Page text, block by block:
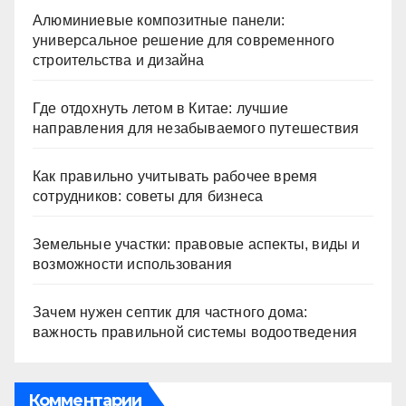
Алюминиевые композитные панели:
универсальное решение для современного
строительства и дизайна
Где отдохнуть летом в Китае: лучшие
направления для незабываемого путешествия
Как правильно учитывать рабочее время
сотрудников: советы для бизнеса
Земельные участки: правовые аспекты, виды и
возможности использования
Зачем нужен септик для частного дома:
важность правильной системы водоотведения
Комментарии